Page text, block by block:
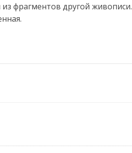
фрагментов другой живописи.